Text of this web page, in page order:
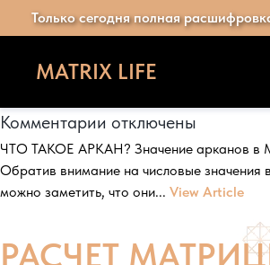
Только сегодня полная
MATRIX LIFE
Author Archives for
ЗНАЧЕНИЕ
Комментарии к
записи
ЗНАЧЕНИЕ
отключены
ЧТО ТАКОЕ АРКАН? Значение арканов в
Обратив внимание на числовые значения
можно заметить, что они... View Article
РАСЧЕТ